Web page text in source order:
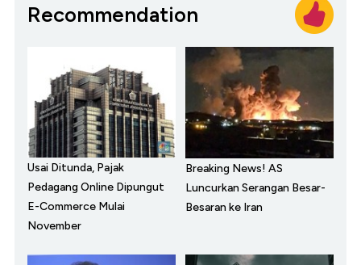
Recommendation
Usai Ditunda, Pajak
Pedagang Online Dipungut
E-Commerce Mulai
November
Breaking News! AS
Luncurkan Serangan Besar-
Besaran ke Iran